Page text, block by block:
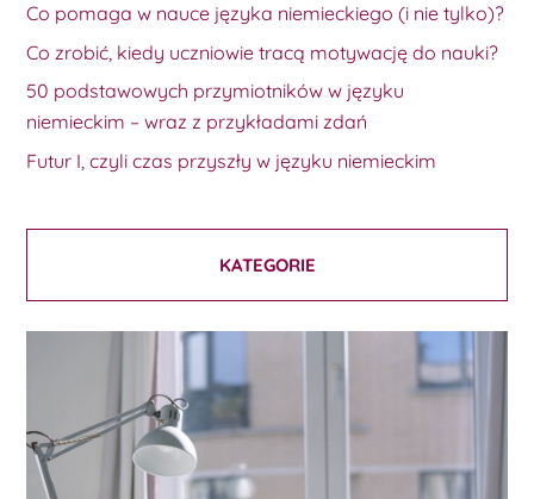
Co pomaga w nauce języka niemieckiego (i nie tylko)?
Co zrobić, kiedy uczniowie tracą motywację do nauki?
50 podstawowych przymiotników w języku
niemieckim – wraz z przykładami zdań
Futur I, czyli czas przyszły w języku niemieckim
KATEGORIE